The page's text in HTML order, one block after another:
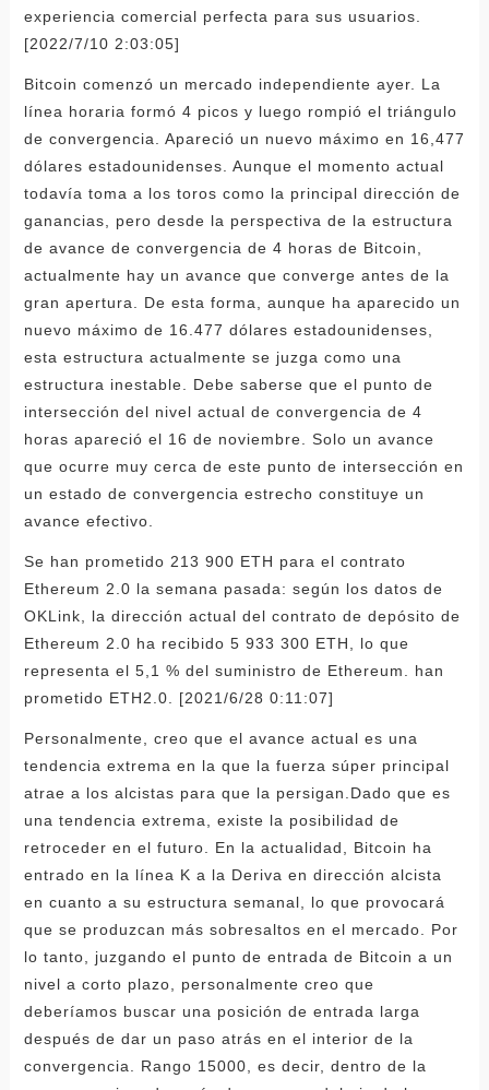
experiencia comercial perfecta para sus usuarios.
[2022/7/10 2:03:05]
Bitcoin comenzó un mercado independiente ayer. La
línea horaria formó 4 picos y luego rompió el triángulo
de convergencia. Apareció un nuevo máximo en 16,477
dólares estadounidenses. Aunque el momento actual
todavía toma a los toros como la principal dirección de
ganancias, pero desde la perspectiva de la estructura
de avance de convergencia de 4 horas de Bitcoin,
actualmente hay un avance que converge antes de la
gran apertura. De esta forma, aunque ha aparecido un
nuevo máximo de 16.477 dólares estadounidenses,
esta estructura actualmente se juzga como una
estructura inestable. Debe saberse que el punto de
intersección del nivel actual de convergencia de 4
horas apareció el 16 de noviembre. Solo un avance
que ocurre muy cerca de este punto de intersección en
un estado de convergencia estrecho constituye un
avance efectivo.
Se han prometido 213 900 ETH para el contrato
Ethereum 2.0 la semana pasada: según los datos de
OKLink, la dirección actual del contrato de depósito de
Ethereum 2.0 ha recibido 5 933 300 ETH, lo que
representa el 5,1 % del suministro de Ethereum. han
prometido ETH2.0. [2021/6/28 0:11:07]
Personalmente, creo que el avance actual es una
tendencia extrema en la que la fuerza súper principal
atrae a los alcistas para que la persigan.Dado que es
una tendencia extrema, existe la posibilidad de
retroceder en el futuro. En la actualidad, Bitcoin ha
entrado en la línea K a la Deriva en dirección alcista
en cuanto a su estructura semanal, lo que provocará
que se produzcan más sobresaltos en el mercado. Por
lo tanto, juzgando el punto de entrada de Bitcoin a un
nivel a corto plazo, personalmente creo que
deberíamos buscar una posición de entrada larga
después de dar un paso atrás en el interior de la
convergencia. Rango 15000, es decir, dentro de la